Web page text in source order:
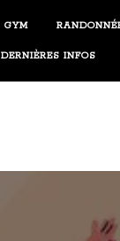
GYM
DERNIÈRES INFOS